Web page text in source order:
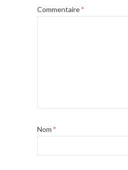
Commentaire*
Nom *